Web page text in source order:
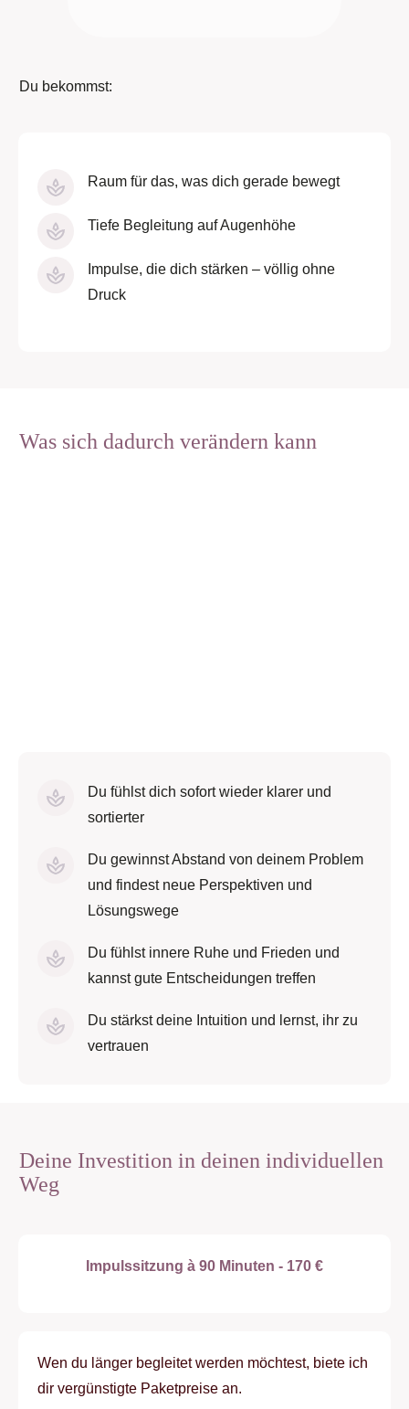
Du bekommst:
Raum für das, was dich gerade bewegt
Tiefe Begleitung auf Augenhöhe
Impulse, die dich stärken – völlig ohne
Druck
Was sich dadurch verändern kann
Du fühlst dich sofort wieder klarer und
sortierter
Du gewinnst Abstand von deinem Problem
und findest neue Perspektiven und
Lösungswege
Du fühlst innere Ruhe und Frieden und
kannst gute Entscheidungen treffen
Du stärkst deine Intuition und lernst, ihr zu
vertrauen
Deine Investition in deinen individuellen
Weg
Impulssitzung à 90 Minuten - 170 €
Wen du länger begleitet werden möchtest, biete ich
dir vergünstigte Paketpreise an.